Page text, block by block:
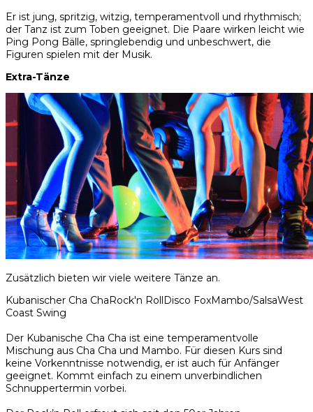
Er ist jung, spritzig, witzig, temperamentvoll und rhythmisch;
der Tanz ist zum Toben geeignet. Die Paare wirken leicht wie
Ping Pong Bälle, springlebendig und unbeschwert, die
Figuren spielen mit der Musik.
Extra-Tänze
Zusätzlich bieten wir viele weitere Tänze an.
Kubanischer Cha ChaRock'n RollDisco FoxMambo/SalsaWest
Coast Swing
Der Kubanische Cha Cha ist eine temperamentvolle
Mischung aus Cha Cha und Mambo. Für diesen Kurs sind
keine Vorkenntnisse notwendig, er ist auch für Anfänger
geeignet. Kommt einfach zu einem unverbindlichen
Schnuppertermin vorbei.